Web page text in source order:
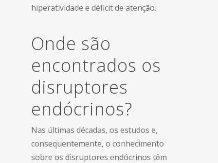
hiperatividade e déficit de atenção.
Onde são
encontrados os
disruptores
endócrinos?
Nas últimas décadas, os estudos e,
consequentemente, o conhecimento
sobre os disruptores endócrinos têm